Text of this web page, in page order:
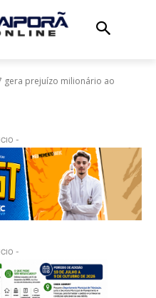
gera prejuízo milionário ao
-
-